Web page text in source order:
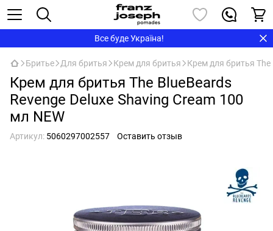
Все буде Україна!
Бритье Для бритья Крем для бритья Крем для бритья The
Крем для бритья The BlueBeards
Revenge Deluxe Shaving Cream 100
мл NEW
Артикул: 5060297002557 Оставить отзыв